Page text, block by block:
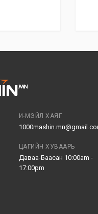
И-МЭЙЛ ХАЯГ
ЦАГИЙН ХУВААРЬ
Даваа-Баасан 10:00am -
17:00pm